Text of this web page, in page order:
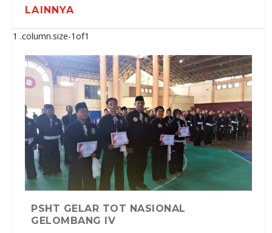
LAINNYA
PSHT GELAR TOT NASIONAL
GELOMBANG IV